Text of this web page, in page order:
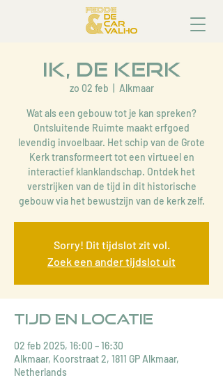
Ik, de Kerk
zo 02 feb Alkmaar
Wat als een gebouw tot je kan spreken?
Ontsluitende Ruimte maakt erfgoed
levendig invoelbaar. Het schip van de Grote
Kerk transformeert tot een virtueel en
interactief klanklandschap. Ontdek het
verstrijken van de tijd in dit historische
gebouw via het bewustzijn van de kerk zelf.
Sorry! Dit tijdslot zit vol.
Zoek een ander tijdslot uit
Tijd en locatie
02 feb 2025, 16:00 – 16:30
Alkmaar, Koorstraat 2, 1811 GP Alkmaar,
Netherlands